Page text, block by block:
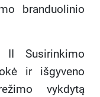
branduolinio
II Susirinkimo
ir išgyveno
vykdytą